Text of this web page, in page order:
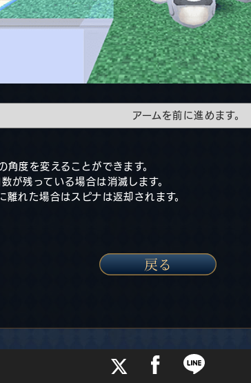
アームを前に進めます。
度を変えることができます。
が残っている場合は消滅します。
れた場合はスピナは返却されます。